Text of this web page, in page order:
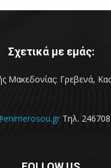
Σχετικά με εμάς:
Μακεδονίας: Γρεβενά,
Τηλ.